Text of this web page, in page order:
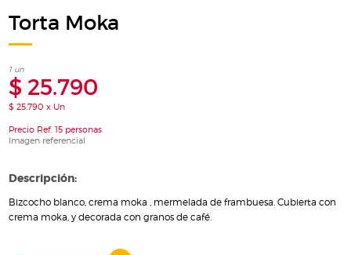
Torta Moka
1 un
$ 25.790
$ 25.790 x Un
Precio Ref. 15 personas
Imagen referencial
Descripción:
Bizcocho blanco, crema moka , mermelada de frambuesa. Cubierta con
crema moka, y decorada con granos de café.